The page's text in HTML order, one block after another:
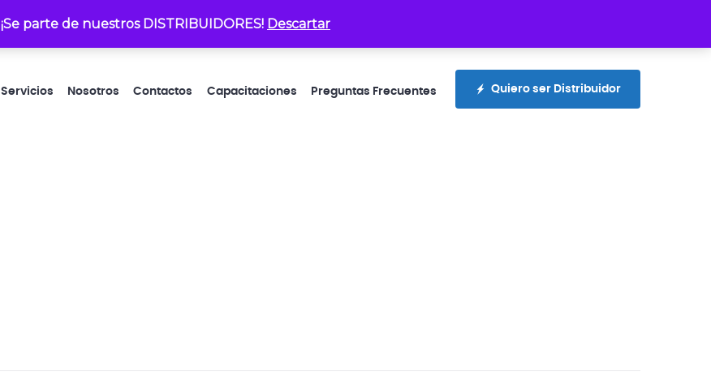
¡Se parte de nuestros DISTRIBUIDORES! Descartar
atencionalcliente@electroprotecciones.com.ec
Servicios Nosotros Contactos Capacitaciones Preguntas Frecuentes Quiero ser Distribuidor